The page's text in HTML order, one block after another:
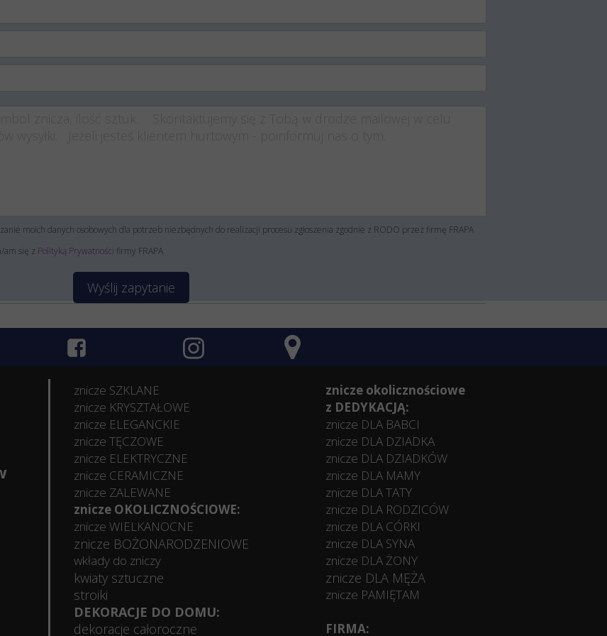
moich danych osobowych dla potrzeb niezbędnych do realizacji procesu zgłoszenia zgodnie z RODO przez firmę FRAPA
am się z Polityką Prywatności firmy FRAPA
Wyślij zapytanie
znicze SZKLANE
znicze KRYSZTAŁOWE
znicze ELEGANCKIE
znicze TĘCZOWE
znicze ELEKTRYCZNE
znicze CERAMICZNE
znicze ZALEWANE
znicze OKOLICZNOŚCIOWE:
znicze WIELKANOCNE
znicze BOŻONARODZENIOWE
wkłady do zniczy
kwiaty sztuczne
stroiki
DEKORACJE DO DOMU:
dekoracje całoroczne
znicze okolicznościowe
z DEDYKACJĄ:
znicze DLA BABCI
znicze DLA DZIADKA
znicze DLA DZIADKÓW
znicze DLA MAMY
znicze DLA TATY
znicze DLA RODZICÓW
znicze DLA CÓRKI
znicze DLA SYNA
znicze DLA ŻONY
znicze DLA MĘŻA
znicze PAMIĘTAM
FIRMA: